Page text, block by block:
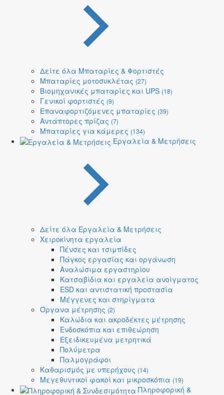
Δείτε όλα Μπαταρίες & Φορτιστές
Μπαταρίες μοτοσυκλέτας (27)
Βιομηχανικές μπαταρίες και UPS (18)
Γενικοί φορτιστές (9)
Επαναφορτιζόμενες μπαταρίες (39)
Αντάπτορες πρίζας (7)
Μπαταρίες για κάμερες (134)
Εργαλεία & Μετρήσεις
Δείτε όλα Εργαλεία & Μετρήσεις
Χειροκίνητα εργαλεία
Πένσες και τσιμπίδες
Πάγκος εργασίας και οργάνωση
Αναλώσιμα εργαστηρίου
Κατσαβίδια και εργαλεία ανοίγματος
ESD και αντιστατική προστασία
Μέγγενες και στηρίγματα
Όργανα μέτρησης (2)
Καλώδια και ακροδέκτες μέτρησης
Ενδοσκόπια και επιθεώρηση
Εξειδικευμένα μετρητικά
Πολύμετρα
Παλμογράφοι
Καθαρισμός με υπερήχους (14)
Μεγεθυντικοί φακοί και μικροσκόπια (19)
Πληροφορική &